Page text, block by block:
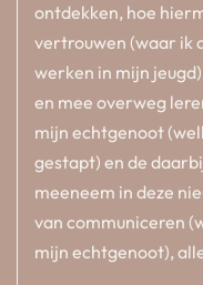
ontdekken, hoe
vertrouwen (waar ik
werken in mijn
en mee overweg
mijn echtgenoot
gestapt) en de
meeneem in deze
van communiceren
mijn echtgenoot),